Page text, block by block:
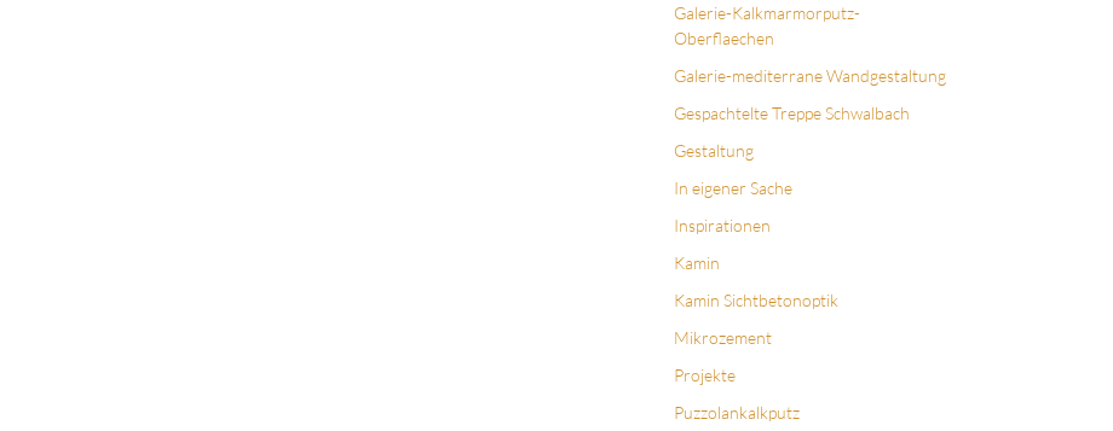
Galerie-Kalkmarmorputz-
Oberflaechen
Galerie-mediterrane Wandgestaltung
Gespachtelte Treppe Schwalbach
Gestaltung
In eigener Sache
Inspirationen
Kamin
Kamin Sichtbetonoptik
Mikrozement
Projekte
Puzzolankalkputz